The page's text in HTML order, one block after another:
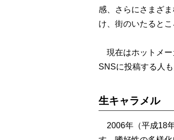
感、さらにさまざ
け、街のいたると
現在はホットメー
SNSに投稿する人も
生キャラメル
2006年（平成18